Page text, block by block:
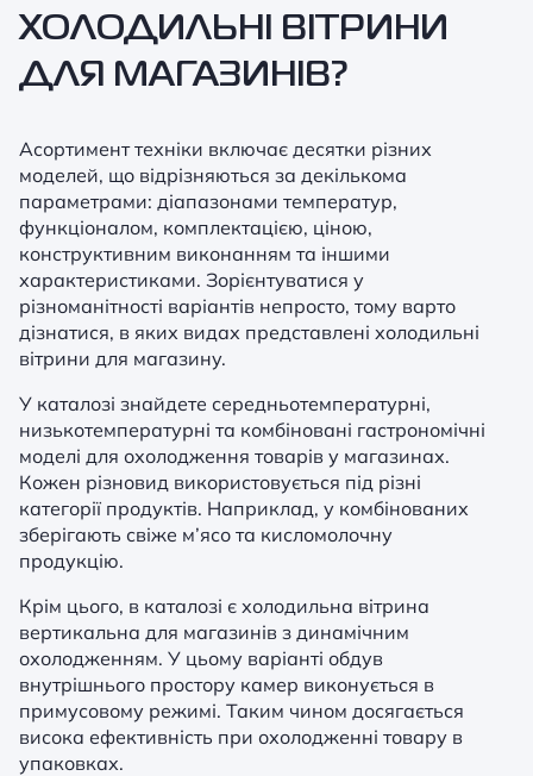
ХОЛОДИЛЬНІ ВІТРИНИ
ДЛЯ МАГАЗИНІВ?
Асортимент техніки включає десятки різних
моделей, що відрізняються за декількома
параметрами: діапазонами температур,
функціоналом, комплектацією, ціною,
конструктивним виконанням та іншими
характеристиками. Зорієнтуватися у
різноманітності варіантів непросто, тому варто
дізнатися, в яких видах представлені холодильні
вітрини для магазину.
У каталозі знайдете середньотемпературні,
низькотемпературні та комбіновані гастрономічні
моделі для охолодження товарів у магазинах.
Кожен різновид використовується під різні
категорії продуктів. Наприклад, у комбінованих
зберігають свіже м’ясо та кисломолочну
продукцію.
Крім цього, в каталозі є холодильна вітрина
вертикальна для магазинів з динамічним
охолодженням. У цьому варіанті обдув
внутрішнього простору камер виконується в
примусовому режимі. Таким чином досягається
висока ефективність при охолодженні товару в
упаковках.